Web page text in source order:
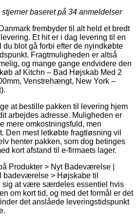
stjerner baseret på 34 anmeldelser
frembyder til alt held et bredt
Et hit er i dag levering til en
du blot gå forbi efter de nyindkøbte
Fragtmuligheden er altså
og mange gange endvidere den
af Kitchn – Bad Højskab Med 2
Venstrehængt, New York –
at bestille pakken til levering hjem
arbejdes adresse. Muligheden er
mere omkostningsfuld, men
Den mest letkøbte fragtløsning vil
henter pakken, som dog betinges
kort afstand til e-firmaets lager.
Produkter > Nyt Badeværelse |
badeværelse > Højskabe til
sig at være særdeles essentiel hvis
om kort tid, og med det formål er det
det anslåede leveringstidspunkt